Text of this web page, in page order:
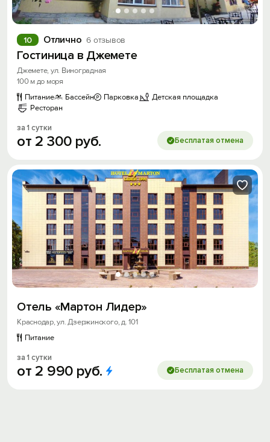
Отлично 6 отзывов
10
Гостиница в Джемете
Джемете, ул. Виноградная
100 м до моря
Питание
Бассейн Парковка
Детская площадка
Ресторан
за 1 сутки
от 2 300 руб. Бесплатая отмена
Отель «Mартон Лидер»
Краснодар, ул. Дзержинского, д. 101
Питание
за 1 сутки
от 2 990 руб. Бесплатая отмена